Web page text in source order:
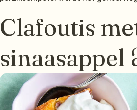
Clafoutis